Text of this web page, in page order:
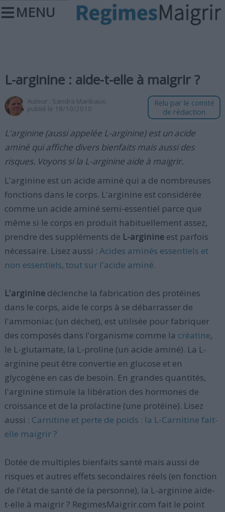
MENU
L-arginine : aide-t-elle à maigrir ?
Auteur : Sandra Maribaux,
publié le 18/10/2010
Relu par le comité
de rédaction
L'arginine (aussi appelée L-arginine) est un acide
aminé qui affiche divers bienfaits mais aussi des
risques. Voyons si la L-arginine aide à maigrir.
L'arginine est un acide aminé qui a de nombreuses
fonctions dans le corps. L'arginine est considérée
comme un acide aminé semi-essentiel parce que
même si le corps en produit habituellement assez,
prendre des suppléments de L-arginineest parfois
nécessaire. Lisez aussi : Acides aminés essentiels et
non essentiels, tout sur l'acide aminé.
L'argininedéclenche la fabrication des protéines
dans le corps, aide le corps à se débarrasser de
l'ammoniac (un déchet), est utilisée pour fabriquer
des composés dans l'organisme comme la créatine,
le L-glutamate, la L-proline (un acide aminé). La L-
arginine peut être convertie en glucose et en
glycogène en cas de besoin. En grandes quantités,
l'arginine stimule la libération des hormones de
croissance et de la prolactine (une protéine). Lisez
aussi : Carnitine et perte de poids : la L-Carnitine fait-
elle maigrir ?
Dotée de multiples bienfaits santé mais aussi de
risques et autres effets secondaires réels (en fonction
de l'état de santé de la personne), la L-arginine aide-
t-elle à maigrir ? RegimesMaigrir.com fait le point